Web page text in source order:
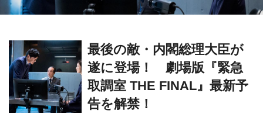
最後の敵・内閣総理大臣が
遂に登場！ 劇場版『緊急
取調室 THE FINAL』最新予
告を解禁！